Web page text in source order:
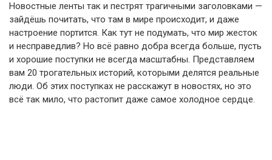
Новостные ленты так и пестрят трагичными заголовками —
зайдёшь почитать, что там в мире происходит, и даже
настроение портится. Как тут не подумать, что мир жесток
и несправедлив? Но всё равно добра всегда больше, пусть
и хорошие поступки не всегда масштабны. Представляем
вам 20 трогательных историй, которыми делятся реальные
люди. Об этих поступках не расскажут в новостях, но это
всё так мило, что растопит даже самое холодное сердце.